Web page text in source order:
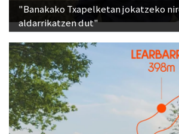
"Banakako Txapelketan jokatzeko
aldarrikatzen dut"